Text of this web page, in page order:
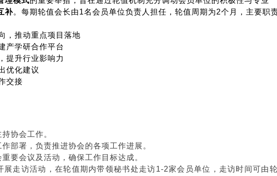
补。每期轮值会长由1名会员单位负责人担任，轮值周期为2个月，主要职
，推动重点项目落地
产学研合作平台
提升行业影响力
优化建议
交接
协会工作。
部署，负责推进协会的各项工作进展。
要会议及活动，确保工作目标达成。
展走访活动，在轮值期内带领秘书处走访1-2家会员单位，走访时间可由